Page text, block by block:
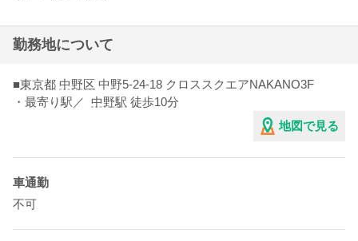
勤務地について
■東京都 中野区 中野5-24-18 クロススクエアNAKANO3F
・最寄り駅／ 中野駅 徒歩10分
地図で見る
車通勤
不可